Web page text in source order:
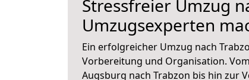
Stressfreier Umzug
Umzugsexperten
Ein erfolgreicher Umzug nach
Vorbereitung und Organisation.
Augsburg nach Trabzon bis hin zur